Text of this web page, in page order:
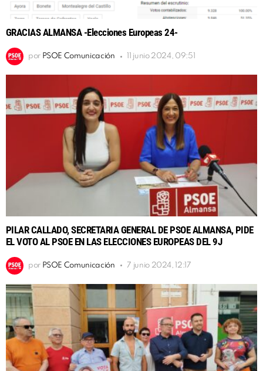
GRACIAS ALMANSA -Elecciones Europeas 24-
por PSOE Comunicación 11 junio 2024, 09:51
PILAR CALLADO, SECRETARIA GENERAL DE PSOE ALMANSA, PIDE
EL VOTO AL PSOE EN LAS ELECCIONES EUROPEAS DEL 9J
por PSOE Comunicación 7 junio 2024, 12:17